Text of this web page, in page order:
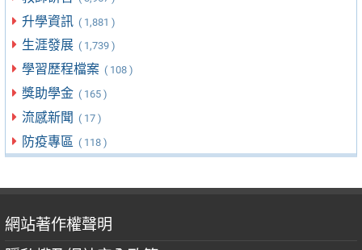
升學資訊 ( 1,881 )
生涯發展 ( 1,739 )
學習歷程檔案 ( 108 )
獎助學金 ( 165 )
流感新聞 ( 17 )
防疫專區 ( 118 )
網站著作權聲明